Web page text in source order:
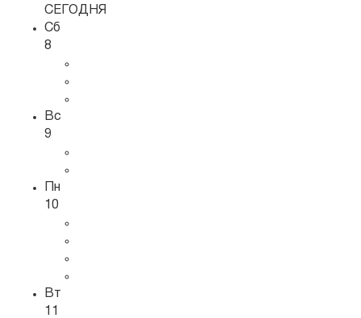
СЕГОДНЯ
Сб
8
Вс
9
Пн
10
Вт
11